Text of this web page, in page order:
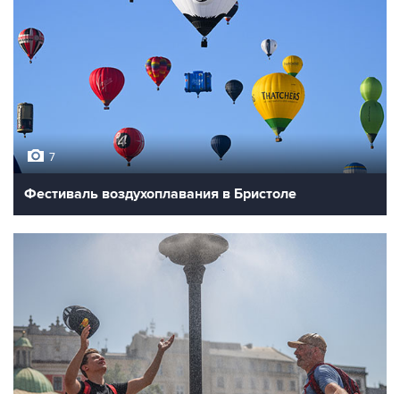
7
Фестиваль воздухоплавания в Бристоле